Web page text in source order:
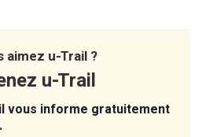
aimez u-Trail ?
u-Trail
vous informe gratuitement